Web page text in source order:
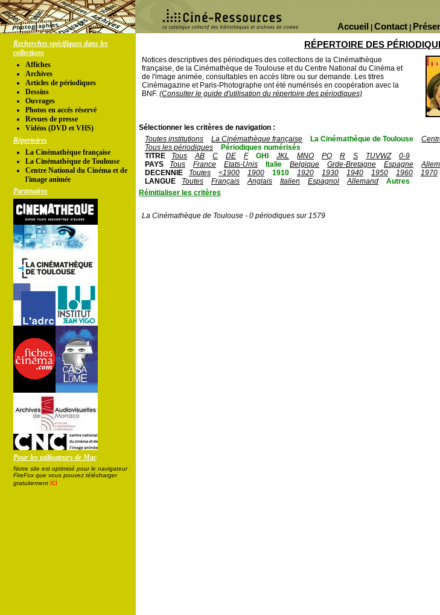
Contact
Accueil
Recherches spécifiques dans les
collections
Affiches
Archives
Articles de périodiques
Dessins
Ouvrages
Photos en accés réservé
Revues de presse
Vidéos (DVD et VHS)
Répertoires
La Cinémathèque française
La Cinémathèque de Toulouse
Centre National du Cinéma et de
l'image animée
Partenaires
Pour les utilisateurs de Mac
Notre site est optimisé pour le navigateur
FireFox que vous pouvez télécharger
gratuitement ici
RÉPERTOIRE DES
Notices descriptives des périodiques des collections de la Cinémathèque
française, de la Cinémathèque de Toulouse et du Centre National du Cinéma et
de l'image animée, consultables en accès libre ou sur demande. Les titres
Cinémagazine et Paris-Photographe ont été numérisés en coopération avec la
BNF. (Consulter le guide d'utilisation du répertoire des périodiques)
Sélectionner les critères de navigation :
Toutes institutions
La Cinémathèque française La Cinémathèque de Toulouse
Tous les périodiques
Périodiques numérisés
TITRE
Tous AB C DE F GHI JKL MNO PQ R S TUVWZ
0-9
PAYS
Tous France Etats-Unis Italie Belgique Grde-Bretagne Espagne
DECENNIE
Toutes <1900 1900 1910 1920 1930 1940 1950 1960 1970
LANGUE
Toutes Français Anglais Italien Espagnol Allemand
Autres
Réinitialiser les critères
La Cinémathèque de Toulouse - 0 périodiques sur 1579